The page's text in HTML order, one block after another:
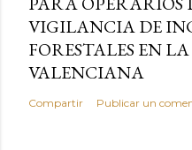
VIGILANCIA DE
FORESTALES EN
VALENCIANA
Compartir Publicar un